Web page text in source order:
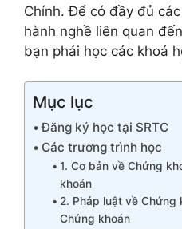
Chính. Để có đầy đủ
hành nghề liên quan
bạn phải học các khoá
Mục lục
Đăng ký học tại SRTC
Các trương trình học
1. Cơ bản về Chứng
khoán
2. Pháp luật về Chứng
Chứng khoán